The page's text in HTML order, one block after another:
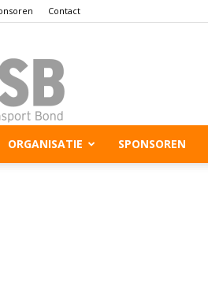
Contact
ORGANISATIE SPONSOREN